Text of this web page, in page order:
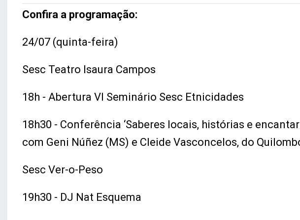
Confira a programação:
24/07 (quinta-feira)
Sesc Teatro Isaura Campos
18h - Abertura VI Seminário Sesc Etnicidades
18h30 - Conferência ‘Saberes locais, histórias e
com Geni Núñez (MS) e Cleide Vasconcelos, do
Sesc Ver-o-Peso
19h30 - DJ Nat Esquema